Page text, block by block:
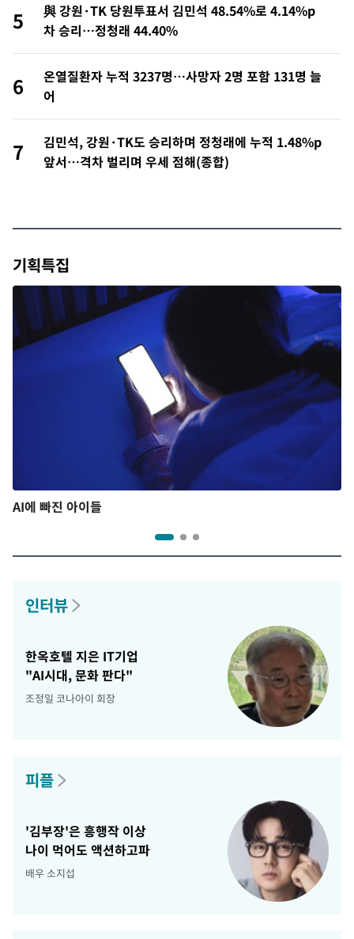
5
與 강원·TK 당원투표서 김민석 48.54%로 4.14%p
차 승리…정청래 44.40%
6
온열질환자 누적 3237명…사망자 2명 포함 131명 늘
어
7
김민석, 강원·TK도 승리하며 정청래에 누적 1.48%p
앞서…격차 벌리며 우세 점해(종합)
기획특집
AI에 빠진 아이들
인터뷰
한옥호텔 지은 IT기업
"AI시대, 문화 판다"
조정일 코나아이 회장
피플
'김부장'은 흥행작 이상
나이 먹어도 액션하고파
배우 소지섭